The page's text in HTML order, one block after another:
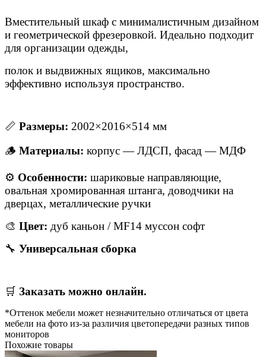
Вместительный шкаф с минималистичным дизайном
и геометрической фрезеровкой. Идеально подходит
для организации одежды,
полок и выдвижных ящиков, максимально
эффективно используя пространство.
📏 Размеры: 2002×2016×514 мм
🪵 Материалы: корпус — ЛДСП, фасад — МДФ
⚙ Особенности: шариковые направляющие,
овальная хромированная штанга, доводчики на
дверцах, металлические ручки
🎨 Цвет: дуб каньон / MF14 муссон софт
🔧 Универсальная сборка
🛒 Заказать можно онлайн.
*Оттенок мебели может незначительно отличаться от цвета
мебели на фото из-за различия цветопередачи разных типов
мониторов
Похожие товары